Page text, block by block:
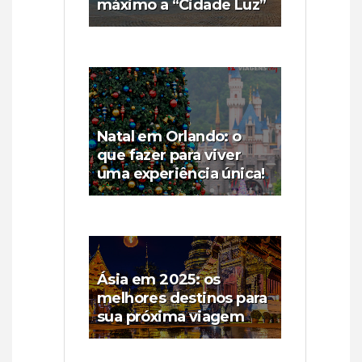
máximo a “Cidade Luz”
Natal em Orlando: o
que fazer para viver
uma experiência única!
Ásia em 2025: os
melhores destinos para
sua próxima viagem